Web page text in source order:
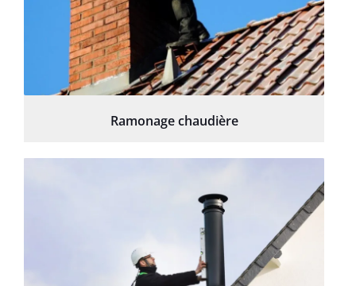
Ramonage chaudière